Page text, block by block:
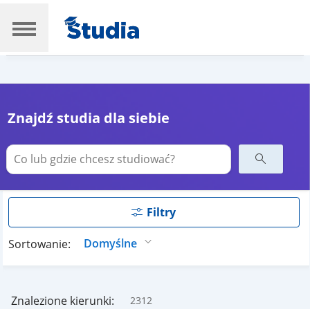
Znajdź studia dla siebie
Filtry
Sortowanie:
Znalezione kierunki: 2312